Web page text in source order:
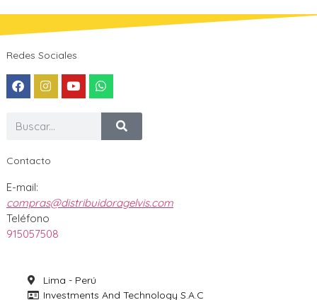
Redes Sociales
Contacto
E-mail:
compras@distribuidoragelvis.com
Teléfono
915057508
Lima - Perú
Investments And Technology S.A.C